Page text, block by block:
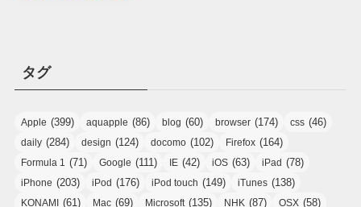
タグ
Apple (399) aquapple (86) blog (60) browser (174) css (46)
daily (284) design (124) docomo (102) Firefox (164)
Formula 1 (71) Google (111) IE (42) iOS (63) iPad (78)
iPhone (203) iPod (176) iPod touch (149) iTunes (138)
KONAMI (61) Mac (69) Microsoft(135) NHK (87) OSX (58)